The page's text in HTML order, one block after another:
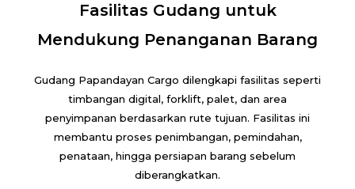
Fasilitas Gudang untuk
Mendukung Penanganan Barang
Gudang Papandayan Cargo dilengkapi fasilitas seperti
timbangan digital, forklift, palet, dan area
penyimpanan berdasarkan rute tujuan. Fasilitas ini
membantu proses penimbangan, pemindahan,
penataan, hingga persiapan barang sebelum
diberangkatkan.